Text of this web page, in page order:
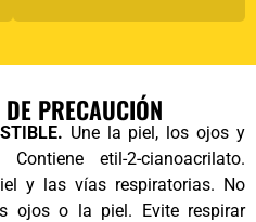
PRECAUCIÓN
Une la piel, los ojos y
etil-2-cianoacrilato.
y las vías respiratorias. No
ojos o la piel. Evite respirar